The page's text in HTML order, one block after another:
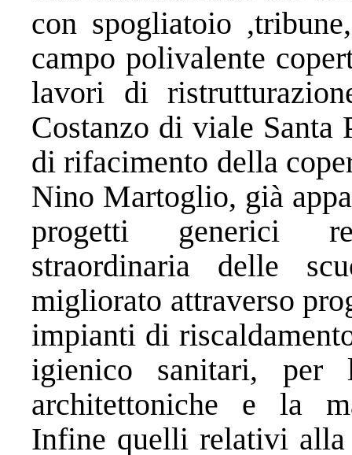
con spogliatoio
campo polivalente
lavori di
Costanzo di viale Santa
di rifacimento della
Nino Martoglio, già
progetti generici
straordinaria delle
migliorato attraverso
impianti di
igienico sanitari, per
architettoniche e la
Infine quelli relativi alla